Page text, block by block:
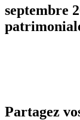
septembre
Partagez